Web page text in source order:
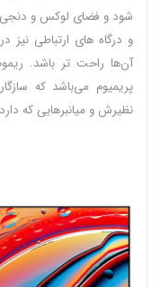
شود و فضای لوکس و دنجی
و درگاه های ارتباطی
آن‌ها راحت تر باشد.
پریمیوم می‌باشد که
نظیرش و میانبرهایی که